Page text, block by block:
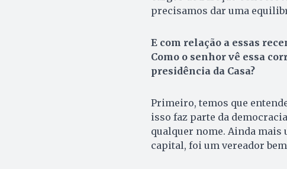
precisamos dar uma
E com relação a essas
Como o senhor vê essa
presidência da Casa?
Primeiro, temos que
isso faz parte da
qualquer nome. Ainda mais
capital, foi um vereador